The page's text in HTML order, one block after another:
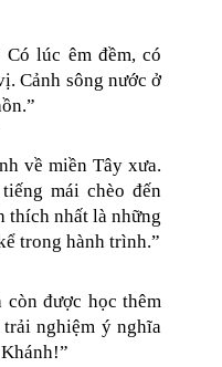
lúc êm đềm, có
Cảnh sông nước ở
về miền Tây xưa.
mái chèo đến
thích nhất là những
trong hành trình.”
còn được học thêm
nghiệm ý nghĩa